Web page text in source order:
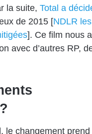
la suite, Total a
de 2015 [NDLR les
]. Ce film nous a
avec d’autres RP,
le changement prend